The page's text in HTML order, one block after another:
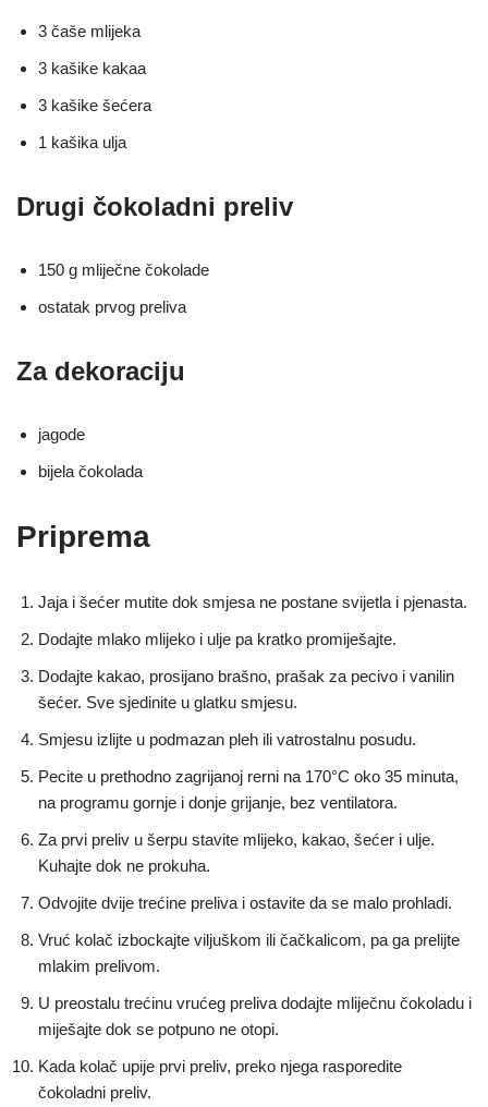
3 čaše mlijeka
3 kašike kakaa
3 kašike šećera
1 kašika ulja
Drugi čokoladni preliv
150 g mliječne čokolade
ostatak prvog preliva
Za dekoraciju
jagode
bijela čokolada
Priprema
Jaja i šećer mutite dok smjesa ne postane svijetla i pjenasta.
Dodajte mlako mlijeko i ulje pa kratko promiješajte.
Dodajte kakao, prosijano brašno, prašak za pecivo i vanilin
šećer. Sve sjedinite u glatku smjesu.
Smjesu izlijte u podmazan pleh ili vatrostalnu posudu.
Pecite u prethodno zagrijanoj rerni na 170°C oko 35 minuta,
na programu gornje i donje grijanje, bez ventilatora.
Za prvi preliv u šerpu stavite mlijeko, kakao, šećer i ulje.
Kuhajte dok ne prokuha.
Odvojite dvije trećine preliva i ostavite da se malo prohladi.
Vruć kolač izbockajte viljuškom ili čačkalicom, pa ga prelijte
mlakim prelivom.
U preostalu trećinu vrućeg preliva dodajte mliječnu čokoladu i
miješajte dok se potpuno ne otopi.
Kada kolač upije prvi preliv, preko njega rasporedite
čokoladni preliv.